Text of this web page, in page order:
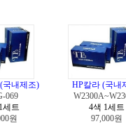
국내제조)
069
세트
원
HP칼라 (국내
4색 1세트
97,000원